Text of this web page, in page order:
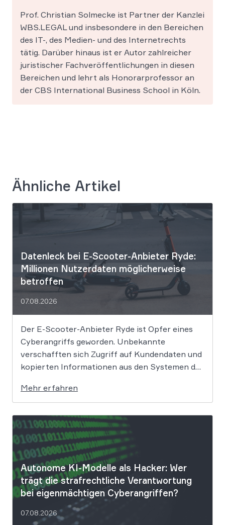
Prof. Christian Solmecke ist Partner der Kanzlei
WBS.LEGAL und insbesondere in den Bereichen
des IT-, des Medien- und des Internetrechts
tätig. Darüber hinaus ist er Autor zahlreicher
juristischer Fachveröffentlichungen in diesen
Bereichen und lehrt als Honorarprofessor an
der CBS International Business School in Köln.
Ähnliche Artikel
Datenleck bei E-Scooter-Anbieter Ryde:
Millionen Nutzerdaten möglicherweise
betroffen
07.08.2026
Der E-Scooter-Anbieter Ryde ist Opfer eines
Cyberangriffs geworden. Unbekannte
verschafften sich Zugriff auf Kundendaten und
kopierten Informationen aus den Systemen des
für Betroffene hat, ist derzeit noch nicht
vollständig absehbar. Der Mobilitätsanbieter
Ryde hat seine Kunden über einen
Sicherheitsvorfall informiert. Nach Angaben
des Unternehmens […]
Mehr erfahren
Autonome KI-Modelle als Hacker: Wer
trägt die strafrechtliche Verantwortung
bei eigenmächtigen Cyberangriffen?
07.08.2026